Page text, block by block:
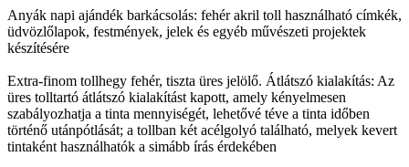
Anyák napi ajándék barkácsolás: fehér akril toll használható címkék,
üdvözlőlapok, festmények, jelek és egyéb művészeti projektek
készítésére
Extra-finom tollhegy fehér, tiszta üres jelölő. Átlátszó kialakítás: Az
üres tolltartó átlátszó kialakítást kapott, amely kényelmesen
szabályozhatja a tinta mennyiségét, lehetővé téve a tinta időben
történő utánpótlását; a tollban két acélgolyó található, melyek kevert
tintaként használhatók a simább írás érdekében